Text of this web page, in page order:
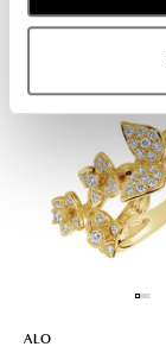
od 85 309 Kč
ALO